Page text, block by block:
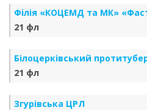
Філія «КОЦЕМД та МК»
21 фл
Білоцерківський
21 фл
Згурівська ЦРЛ